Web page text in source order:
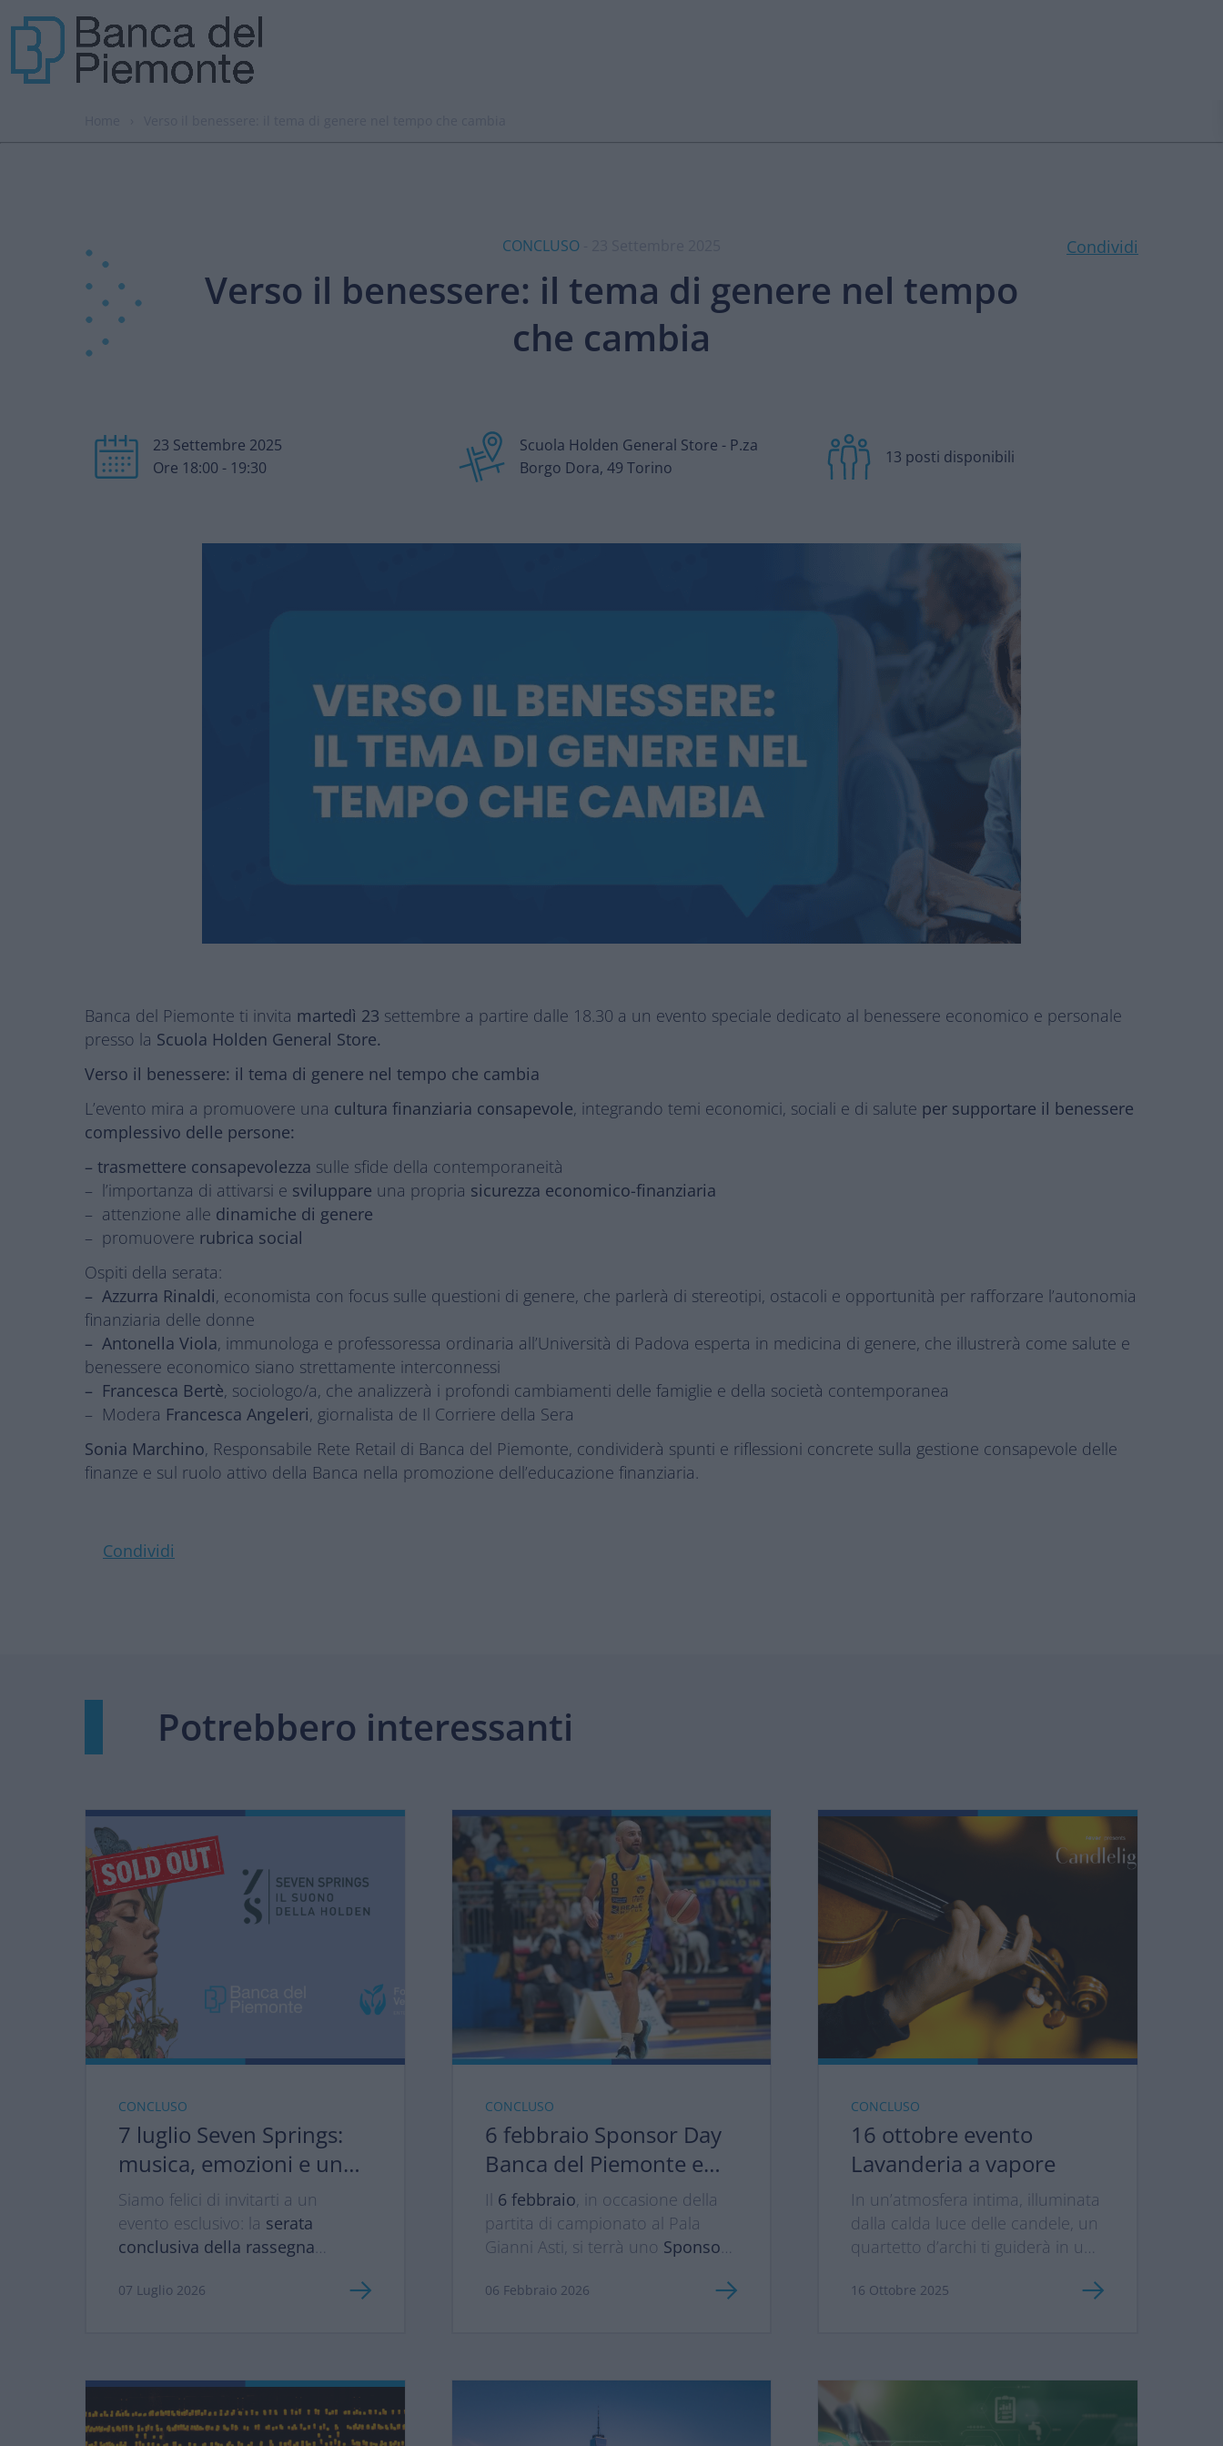
CONCLUSO Condividi
Verso il benessere: il tema di genere nel tempo
che cambia
23 Settembre 2025
Ore 18:00 - 19:30
Scuola Holden General Store - P.za
Borgo Dora, 49 Torino
13 posti disponibili
Banca del Piemonte ti invita martedì 23 settembre a partire dalle 18.30 a un evento speciale dedicato al benessere economico e personale
presso la Scuola Holden General Store.
Verso il benessere: il tema di genere nel tempo che cambia
L’evento mira a promuovere una cultura finanziaria consapevole, integrando temi economici, sociali e di salute per supportare il benessere
complessivo delle persone:
– trasmettere consapevolezza sulle sfide della contemporaneità
– l’importanza di attivarsi e sviluppare una propria sicurezza economico-finanziaria
– attenzione alle dinamiche di genere
– promuovere rubrica social
Ospiti della serata:
– Azzurra Rinaldi, economista con focus sulle questioni di genere, che parlerà di stereotipi, ostacoli e opportunità per rafforzare l’autonomia
finanziaria delle donne
– Antonella Viola, immunologa e professoressa ordinaria all’Università di Padova esperta in medicina di genere, che illustrerà come salute e
benessere economico siano strettamente interconnessi
– Francesca Bertè, sociologo/a, che analizzerà i profondi cambiamenti delle famiglie e della società contemporanea
– Modera Francesca Angeleri, giornalista de Il Corriere della Sera
Sonia Marchino, Responsabile Rete Retail di Banca del Piemonte, condividerà spunti e riflessioni concrete sulla gestione consapevole delle
finanze e sul ruolo attivo della Banca nella promozione dell’educazione finanziaria.
Condividi
Potrebbero interessanti
CONCLUSO
7 luglio Seven Springs:
musica, emozioni e una
serata da vivere insieme
🎶
Siamo felici di invitarti a un
evento esclusivo: la serata
conclusiva della rassegna
organizzata dalla Scuola Holden,
condividere. 📅7 luglio – dalle
ore 20.00📍Scuola Holden,
Piazza Borgo Dora 49, Torino
07 Luglio 2026
CONCLUSO
6 febbraio Sponsor Day
Banca del Piemonte e
Reale Mutua Basket
Torino
Il 6 febbraio , in occasione della
partita di campionato al Pala
Gianni Asti, si terrà uno Sponsor
Piemonte , un momento speciale
sponsorizzazione, ma si traduce
in una vera vicinanza alla
06 Febbraio 2026
CONCLUSO
16 ottobre evento
Lavanderia a vapore
In un’atmosfera intima, illuminata
dalla calda luce delle candele, un
quartetto d’archi ti guiderà in un
generi diversi e armonie senza
16 Ottobre 2025